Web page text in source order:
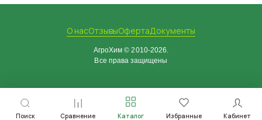
Поиск Сравнение Каталог Избранные Кабинет
О насОтзывыОфертаДокументы
АгроХим © 2010-2026.
Все права защищены